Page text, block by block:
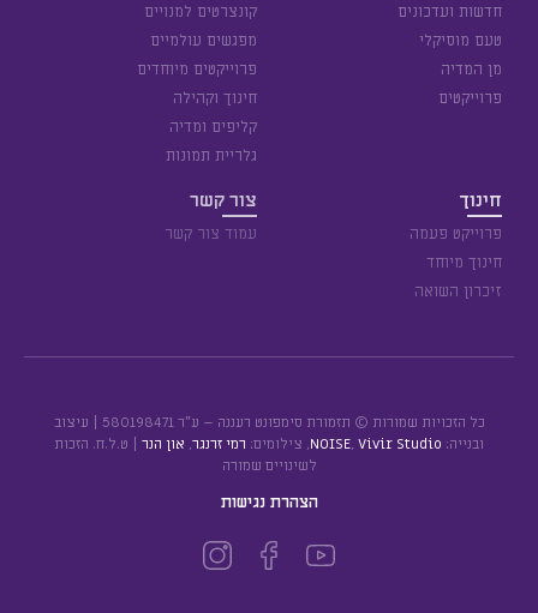
חדשות ועדכונים
טעם מוסיקלי
מן המדיה
פרוייקטים
קונצרטים למנויים
מפגשים עולמיים
פרוייקטים מיוחדים
חינוך וקהילה
קליפים ומדיה
גלריית תמונות
חינוך
פרוייקט פעמה
חינוך מיוחד
זיכרון השואה
צור קשר
עמוד צור קשר
כל הזכויות שמורות © תזמורת סימפונט רעננה – ע״ר 580198471 | עיצוב
ובנייה:
NOISE, Vivir Studio , צילומים: רמי זרנגר, און הנר | ט.ל.ח. הזכות
לשינויים שמורה
הצהרת נגישות